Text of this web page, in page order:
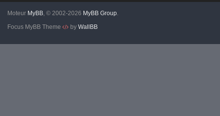
Moteur MyBB, © 2002-2026 MyBB Group.
Focus MyBB Theme
by WallBB